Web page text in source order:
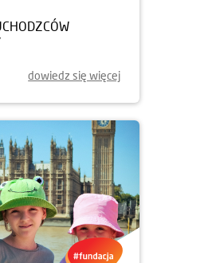
dowiedz się więcej